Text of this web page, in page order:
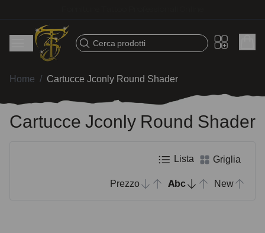
Cerca prodotti
Home / Cartucce Jconly Round Shader
Cartucce Jconly Round Shader
Lista Griglia
Prezzo Abc New